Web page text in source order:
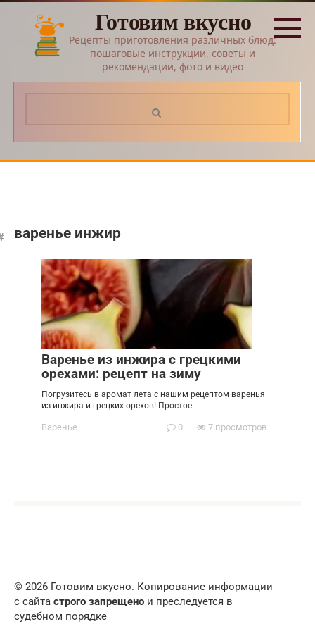
Перейти
контенту
Готовим вкусно
Рецепты приготовления различных блюд:
пошаговые инструкции, советы и
рекомендации, фото и видео
варенье инжир
Варенье из инжира с грецкими
орехами: рецепт на зиму
Погрузитесь в аромат лета с нашим рецептом варенья
из инжира и грецких орехов! Простое
Варенье 0 7 просмотров
© 2026 Готовим вкусно. Копирование информации
с сайта строго запрещено и преследуется в
судебном порядке